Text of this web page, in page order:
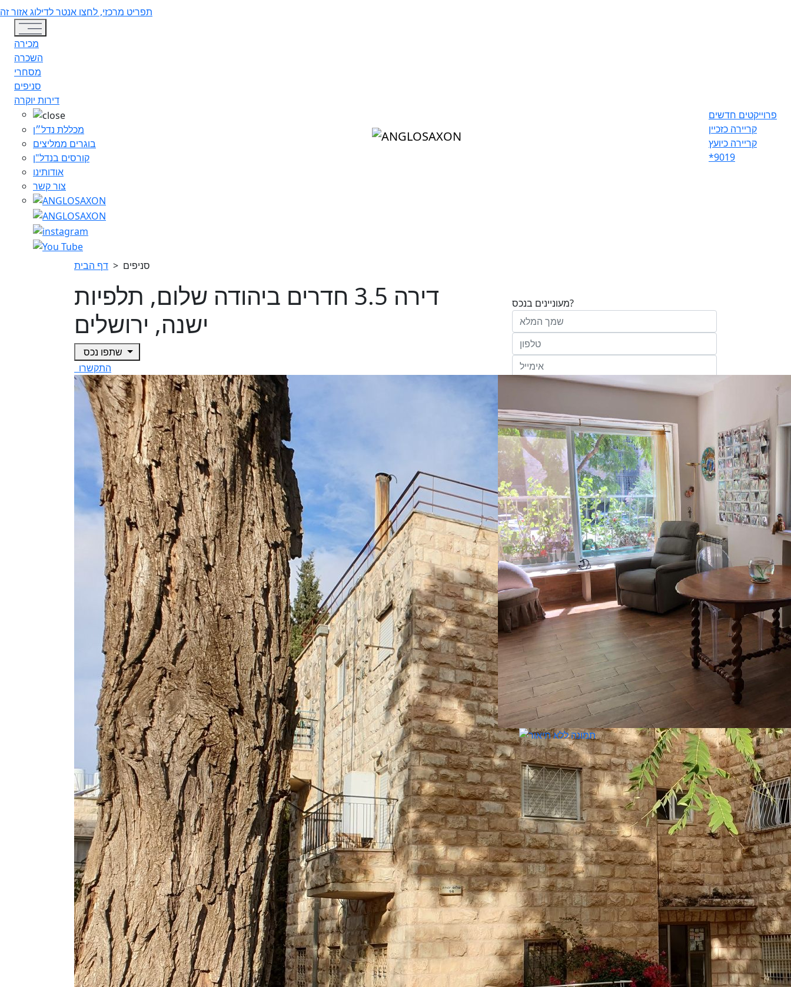
תפריט מרכזי, לחצו אנטר לדילוג אזור זה
Toggle navigation
מכירה
השכרה
מסחרי
סניפים
דירות יוקרה
מכללת נדל״ן
בוגרים ממליצים
קורסים בנדל"ן
אודותינו
צור קשר
פרוייקטים חדשים
קריירה כזכיין
קריירה כיועץ
*9019
דף הבית > סניפים
דירה 3.5 חדרים ביהודה שלום, תלפיות
ישנה, ירושלים
התקשרו
מעוניינים בנכס?
בע"מ ו/או מי מטעמה ("אנגלו סכסון") בדוא"ל,
במסרונים ובשיחת טלפון שיווקית, הצעות ודברי שיווק
ופרסומת כהגדרתם בחוק וכן, שפרטיי האישיים
יישמרו במאגריה וישמשו אותה לשליחת מידע ולקידום
פעילותיה, לרבות אך לא רק, לעריכת ניתוח מידע
ומחקר סטטיסטי.למדיניות הפרטיות של החברה.
שלח
אניטה ויצמן מ.ר. 30210476
שפות:
073-7029815
073-7597880
השאירו פרטיםחייג עכשיו